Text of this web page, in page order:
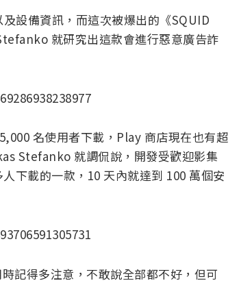
設備資訊，而這次被爆出的《SQUID
就研究出這款會進行惡意廣告詐
名使用者下載，Play 商店現在也有超
Stefanko 就調侃說，開發受歡迎影集
下載的一款，10 天內就達到 100 萬個安
記得多注意，不敢說全部都不好，但可